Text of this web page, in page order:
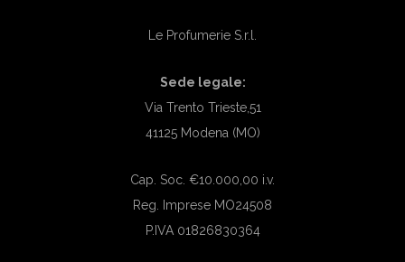
Le Profumerie S.r.l.
Sede legale:
Via Trento Trieste,51
41125 Modena (MO)
Cap. Soc. €10.000,00 i.v.
Reg. Imprese MO24508
P.IVA 01826830364